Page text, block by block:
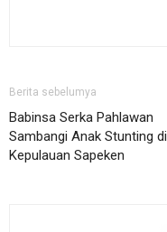
Berita sebelumya
Babinsa Serka Pahlawan
Sambangi Anak Stunting di
Kepulauan Sapeken